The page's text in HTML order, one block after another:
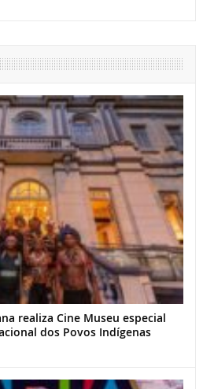
realiza Cine Museu especial
dos Povos Indígenas